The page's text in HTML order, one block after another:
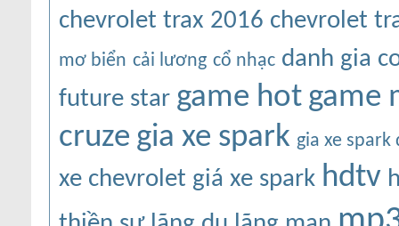
chevrolet trax 2016 chevrolet
mơ biển cải lương cổ nhạc danh gia
future star game hot game
cruze gia xe spark gia xe spark
xe chevrolet giá xe spark hdtv